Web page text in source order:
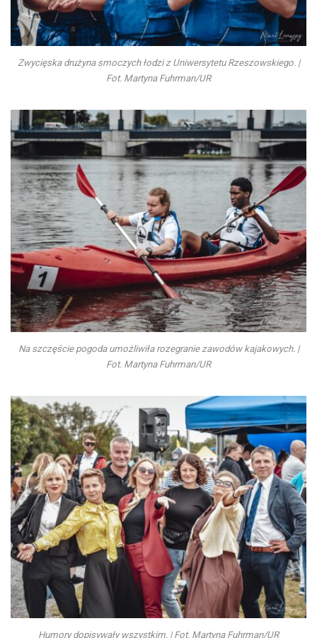
Zwycięska drużyna smoczych łodzi z Uniwersytetu Rzeszowskiego. |
Fot. Martyna Fuhrman/UR
Na szczęście pogoda umożliwiła rozegranie zawodów kajakowych. |
Fot. Martyna Fuhrman/UR
Humory dopisywały wszystkim. | Fot. Martyna Fuhrman/UR